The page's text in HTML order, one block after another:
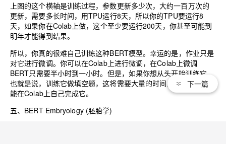
上图的这个横轴是训练过程，参数更新多少次，大约一百万次的
更新，需要多长时间，用TPU运行8天，所以你的TPU要运行8
天，如果你在Colab上做，这个至少要运行200天，你甚至可能到
明年才能得到结果。
所以，你真的很难自己训练这种BERT模型。幸运的是，作业只是
对它进行微调。你可以在Colab上进行微调，在Colab上微调
BERT只需要半小时到一小时。但是，如果你想从头开始训练它，
也就是说，训练它做填空题，这将需要大量的时间，而且，你不
能在Colab上自己完成它。
五、BERT Embryology (胚胎学)
下一篇